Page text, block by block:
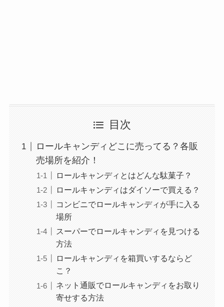
目次
ロールキャンディどこに売ってる？各販
売場所を紹介！
ロールキャンディとはどんな駄菓子？
ロールキャンディはダイソーで買える？
コンビニでロールキャンディが手に入る
場所
スーパーでロールキャンディを見つける
方法
ロールキャンディを箱買いするならど
こ？
ネット通販でロールキャンディをお取り
寄せする方法